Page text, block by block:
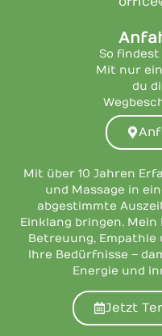
So findest
Mit nur
du
Mit über 10 Jahren
und Massage in
abgestimmte
Einklang bringen.
Betreuung,
Ihre Bedürfnisse –
Energie und
Jetzt